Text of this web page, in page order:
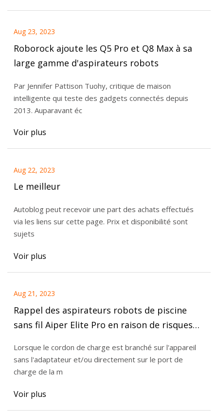
Aug 23, 2023
Roborock ajoute les Q5 Pro et Q8 Max à sa
large gamme d'aspirateurs robots
Par Jennifer Pattison Tuohy, critique de maison
intelligente qui teste des gadgets connectés depuis
2013. Auparavant éc
Voir plus
Aug 22, 2023
Le meilleur
Autoblog peut recevoir une part des achats effectués
via les liens sur cette page. Prix ​​et disponibilité sont
sujets
Voir plus
Aug 21, 2023
Rappel des aspirateurs robots de piscine
sans fil Aiper Elite Pro en raison de risques
Shenzhen Aiper Intelligent Co. (alerte de
rappel)
Lorsque le cordon de charge est branché sur l'appareil
sans l'adaptateur et/ou directement sur le port de
charge de la m
Voir plus